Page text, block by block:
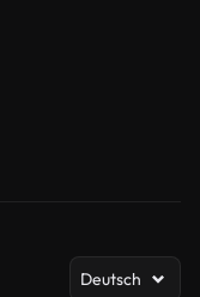
Deutsch